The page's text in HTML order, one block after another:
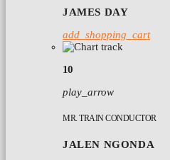
JAMES DAY
add_shopping_cart
10
play_arrow
MR. TRAIN CONDUCTOR
JALEN NGONDA